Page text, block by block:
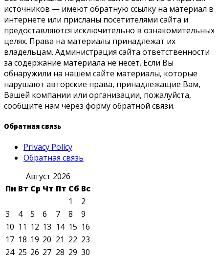
источников — имеют обратную ссылку на материал в
интернете или присланы посетителями сайта и
предоставляются исключительно в ознакомительных
целях. Права на материалы принадлежат их
владельцам. Администрация сайта ответственности
за содержание материала не несет. Если Вы
обнаружили на нашем сайте материалы, которые
нарушают авторские права, принадлежащие Вам,
Вашей компании или организации, пожалуйста,
сообщите нам через форму обратной связи.
Обратная связь
Privacy Policy
Обратная связь
Август 2026
Пн Вт Ср Чт Пт Сб Вс
1
2
3
4 5 6 7 8
9
10 11 12 13 14 15 16
17 18 19 20 21 22 23
24 25 26 27 28 29 30